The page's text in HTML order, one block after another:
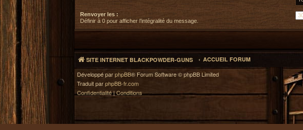
Renvoyer les :
Définir à 0 pour afficher l’intégralité du message.
SITE INTERNET BLACKPOWDER-GUNS ACCUEIL FORUM
Développé parphpBB® Forum Software © phpBB Limited
Traduit parphpBB-fr.com
Confidentialité|Conditions